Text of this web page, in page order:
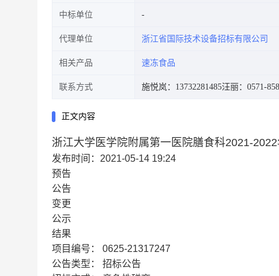
中标单位
代理单位 浙江省国际技术设备招标有限公司
相关产品 速冻食品
联系方式 施悦岚：13732281485汪丽：0571-
正文内容
浙江大学医学院附属第一医院膳食科2021-
发布时间：2021-05-14 19:24
预告
公告
变更
公示
结果
项目编号：
0625-21317247
公告类型：
招标公告